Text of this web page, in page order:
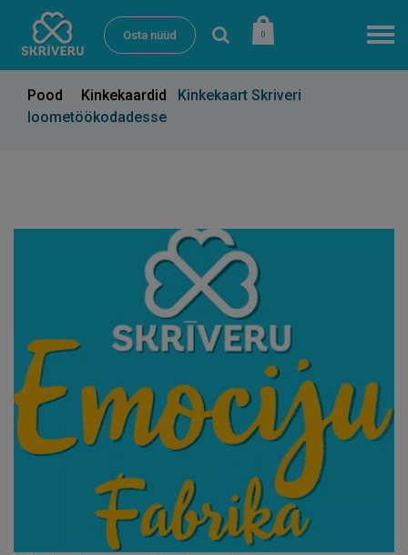
Osta nüüd 0
Pood Kinkekaardid
Kinkekaart Skriveri
loometöökodadesse